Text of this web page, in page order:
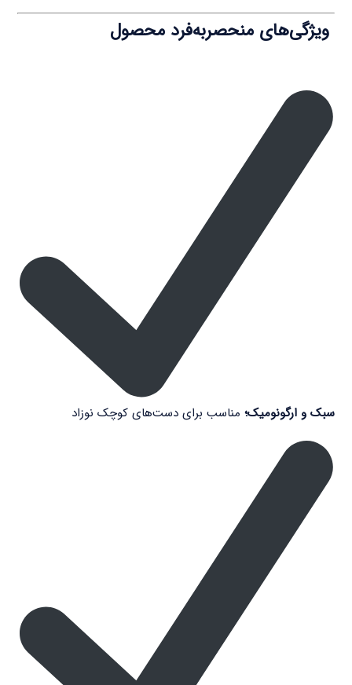
ویژگی‌های منحصربه‌فرد محصول
سبک و ارگونومیک؛ مناسب برای دست‌های کوچک نوزاد